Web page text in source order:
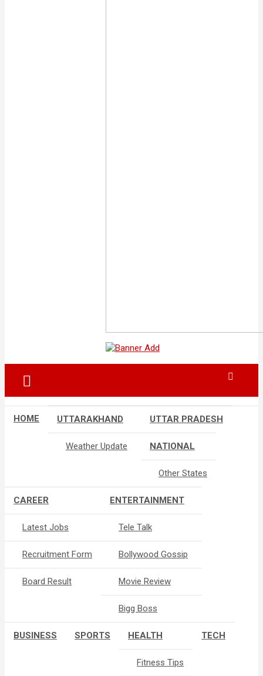
HOME UTTARAKHAND
Weather Update
UTTAR PRADESH
NATIONAL
Other States
CAREER
Latest Jobs
Recruitment Form
Board Result
ENTERTAINMENT
Tele Talk
Bollywood Gossip
Movie Review
Bigg Boss
BUSINESS SPORTS HEALTH
Fitness Tips
TECH